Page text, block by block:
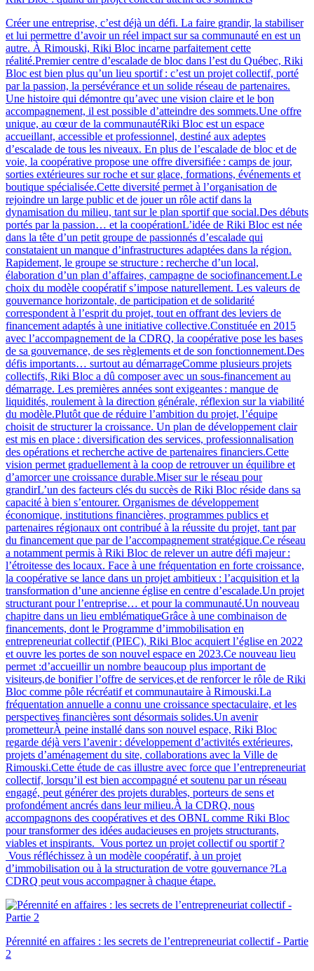
Créer une entreprise, c’est déjà un défi. La faire grandir, la stabiliser
et lui permettre d’avoir un réel impact sur sa communauté en est un
autre. À Rimouski, Riki Bloc incarne parfaitement cette
réalité.Premier centre d’escalade de bloc dans l’est du Québec, Riki
Bloc est bien plus qu’un lieu sportif : c’est un projet collectif, porté
par la passion, la persévérance et un solide réseau de partenaires.
Une histoire qui démontre qu’avec une vision claire et le bon
accompagnement, il est possible d’atteindre des sommets.Une offre
unique, au cœur de la communautéRiki Bloc est un espace
accueillant, accessible et professionnel, destiné aux adeptes
d’escalade de tous les niveaux. En plus de l’escalade de bloc et de
voie, la coopérative propose une offre diversifiée : camps de jour,
sorties extérieures sur roche et sur glace, formations, événements et
boutique spécialisée.Cette diversité permet à l’organisation de
rejoindre un large public et de jouer un rôle actif dans la
dynamisation du milieu, tant sur le plan sportif que social.Des débuts
portés par la passion… et la coopérationL’idée de Riki Bloc est née
dans la tête d’un petit groupe de passionnés d’escalade qui
constataient un manque d’infrastructures adaptées dans la région.
Rapidement, le groupe se structure : recherche d’un local,
élaboration d’un plan d’affaires, campagne de sociofinancement.Le
choix du modèle coopératif s’impose naturellement. Les valeurs de
gouvernance horizontale, de participation et de solidarité
correspondent à l’esprit du projet, tout en offrant des leviers de
financement adaptés à une initiative collective.Constituée en 2015
avec l’accompagnement de la CDRQ, la coopérative pose les bases
de sa gouvernance, de ses règlements et de son fonctionnement.Des
défis importants… surtout au démarrageComme plusieurs projets
collectifs, Riki Bloc a dû composer avec un sous-financement au
démarrage. Les premières années sont exigeantes : manque de
liquidités, roulement à la direction générale, réflexion sur la viabilité
du modèle.Plutôt que de réduire l’ambition du projet, l’équipe
choisit de structurer la croissance. Un plan de développement clair
est mis en place : diversification des services, professionnalisation
des opérations et recherche active de partenaires financiers.Cette
vision permet graduellement à la coop de retrouver un équilibre et
d’amorcer une croissance durable.Miser sur le réseau pour
grandirL’un des facteurs clés du succès de Riki Bloc réside dans sa
capacité à bien s’entourer. Organismes de développement
économique, institutions financières, programmes publics et
partenaires régionaux ont contribué à la réussite du projet, tant par
du financement que par de l’accompagnement stratégique.Ce réseau
a notamment permis à Riki Bloc de relever un autre défi majeur :
l’étroitesse des locaux. Face à une fréquentation en forte croissance,
la coopérative se lance dans un projet ambitieux : l’acquisition et la
transformation d’une ancienne église en centre d’escalade.Un projet
structurant pour l’entreprise… et pour la communauté.Un nouveau
chapitre dans un lieu emblématiqueGrâce à une combinaison de
financements, dont le Programme d’immobilisation en
entrepreneuriat collectif (PIEC), Riki Bloc acquiert l’église en 2022
et ouvre les portes de son nouvel espace en 2023.Ce nouveau lieu
permet :d’accueillir un nombre beaucoup plus important de
visiteurs,de bonifier l’offre de services,et de renforcer le rôle de Riki
Bloc comme pôle récréatif et communautaire à Rimouski.La
fréquentation annuelle a connu une croissance spectaculaire, et les
perspectives financières sont désormais solides.Un avenir
prometteurÀ peine installé dans son nouvel espace, Riki Bloc
regarde déjà vers l’avenir : développement d’activités extérieures,
projets d’aménagement du site, collaborations avec la Ville de
Rimouski.Cette étude de cas illustre avec force que l’entrepreneuriat
collectif, lorsqu’il est bien accompagné et soutenu par un réseau
engagé, peut générer des projets durables, porteurs de sens et
profondément ancrés dans leur milieu.À la CDRQ, nous
accompagnons des coopératives et des OBNL comme Riki Bloc
pour transformer des idées audacieuses en projets structurants,
viables et inspirants. Vous portez un projet collectif ou sportif ?
Vous réfléchissez à un modèle coopératif, à un projet
d’immobilisation ou à la structuration de votre gouvernance ?La
CDRQ peut vous accompagner à chaque étape.
Pérennité en affaires : les secrets de l’entrepreneuriat collectif - Partie
2